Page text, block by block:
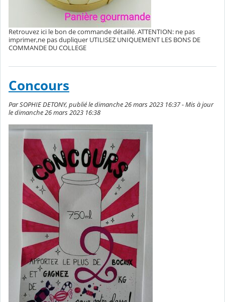
Retrouvez ici le bon de commande détaillé. ATTENTION: ne pas
imprimer,ne pas dupliquer UTILISEZ UNIQUEMENT LES BONS DE
COMMANDE DU COLLEGE
Concours
Par SOPHIE DETONY, publié le dimanche 26 mars 2023 16:37 - Mis à jour
le dimanche 26 mars 2023 16:38